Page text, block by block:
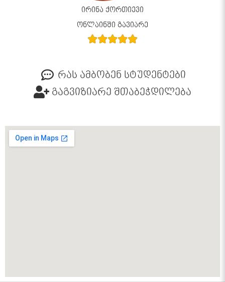
ირინა ქორთიევი
ონლაინში გავიარე
რას ამბობენ სტუდენტები
გაგვიზიარე შთაბეჭდილება